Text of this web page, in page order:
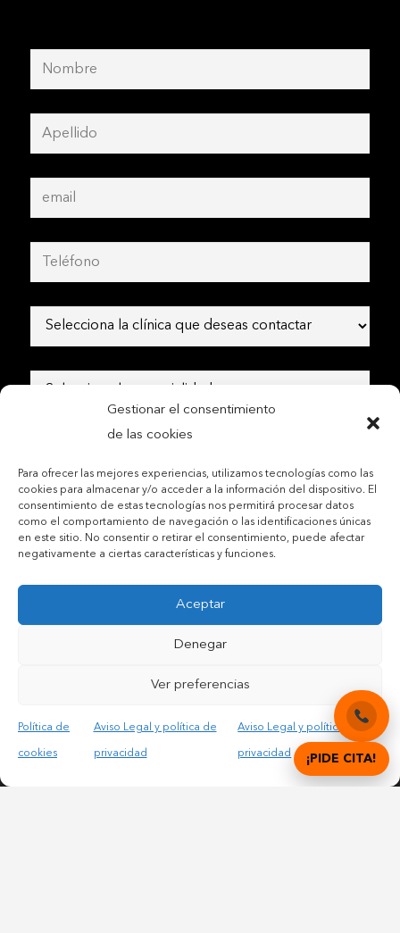
Gestionar el consentimiento
de las cookies
Para ofrecer las mejores experiencias, utilizamos tecnologías como las
cookies para almacenar y/o acceder a la información del dispositivo. El
consentimiento de estas tecnologías nos permitirá procesar datos
como el comportamiento de navegación o las identificaciones únicas
en este sitio. No consentir o retirar el consentimiento, puede afectar
negativamente a ciertas características y funciones.
Aceptar
Denegar
Ver preferencias
Política de
cookies
Aviso Legal y política de
privacidad
Aviso Legal y política de
privacidad
Contactar por teléfono móvil
Contactar por mail
Acepto las condiciones legales y la política de privacidad
© Copyright 2012 – 2025 | All Rights Reserved |Aviso
Política de cookies
¡PIDE CITA!